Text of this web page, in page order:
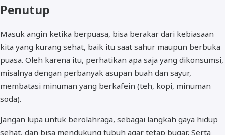
Penutup
Masuk angin ketika berpuasa, bisa berakar dari kebiasaan
kita yang kurang sehat, baik itu saat sahur maupun berbuka
puasa. Oleh karena itu, perhatikan apa saja yang dikonsumsi,
misalnya dengan perbanyak asupan buah dan sayur,
membatasi minuman yang berkafein (teh, kopi, minuman
soda).
Jangan lupa untuk berolahraga, sebagai langkah gaya hidup
sehat, dan bisa mendukung tubuh agar tetap bugar. Serta